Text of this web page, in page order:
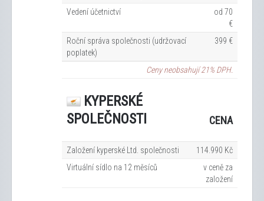
Vedení účetnictví
od 70
€
Roční správa společnosti (udržovací
poplatek)
399 €
Ceny neobsahují 21% DPH.
KYPERSKÉ
SPOLEČNOSTI
CENA
Založení kyperské Ltd. společnosti
114.990 Kč
Virtuální sídlo na 12 měsíců
v ceně za
založení